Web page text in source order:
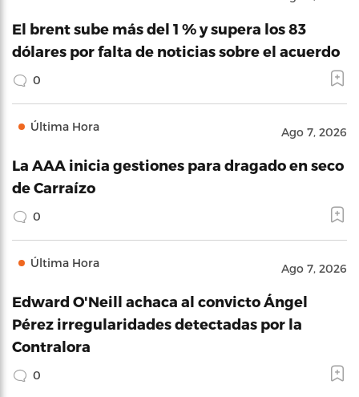
El brent sube más del 1 % y supera los 83
dólares por falta de noticias sobre el acuerdo
0
Última Hora Ago 7, 2026
La AAA inicia gestiones para dragado en seco
de Carraízo
0
Última Hora Ago 7, 2026
Edward O'Neill achaca al convicto Ángel
Pérez irregularidades detectadas por la
Contralora
0